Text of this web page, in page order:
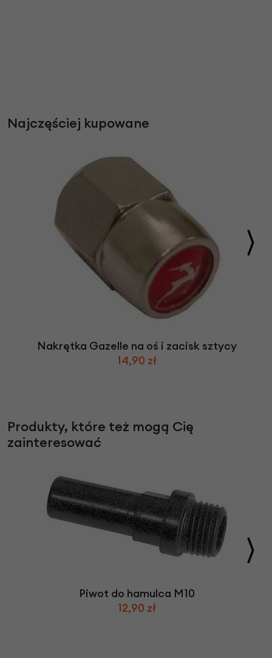
Najczęściej kupowane
Nakrętka Gazelle na oś i zacisk sztycy
14,90 zł
Produkty, które też mogą Cię
zainteresować
Piwot do hamulca M10
12,90 zł